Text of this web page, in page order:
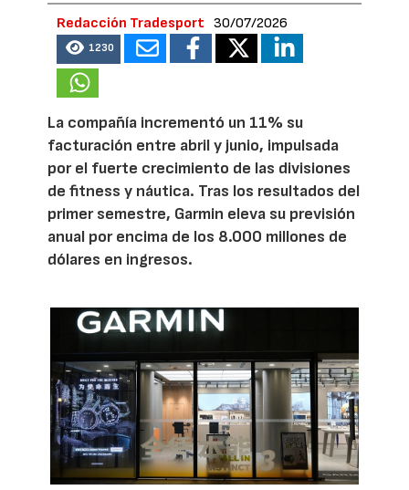
Redacción Tradesport 30/07/2026
1230
La compañía incrementó un 11% su
facturación entre abril y junio, impulsada
por el fuerte crecimiento de las divisiones
de fitness y náutica. Tras los resultados del
primer semestre, Garmin eleva su previsión
anual por encima de los 8.000 millones de
dólares en ingresos.